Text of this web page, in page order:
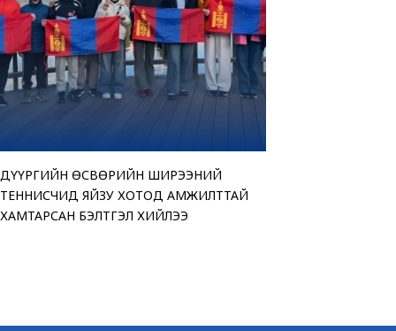
ДҮҮРГИЙН ӨСВӨРИЙН ШИРЭЭНИЙ
ТЕННИСЧИД ЯЙЗУ ХОТОД АМЖИЛТТАЙ
ХАМТАРСАН БЭЛТГЭЛ ХИЙЛЭЭ